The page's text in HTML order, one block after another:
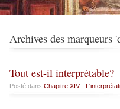
Archives des marqueurs
Tout est-il interprétable?
Posté dans Chapitre XIV -